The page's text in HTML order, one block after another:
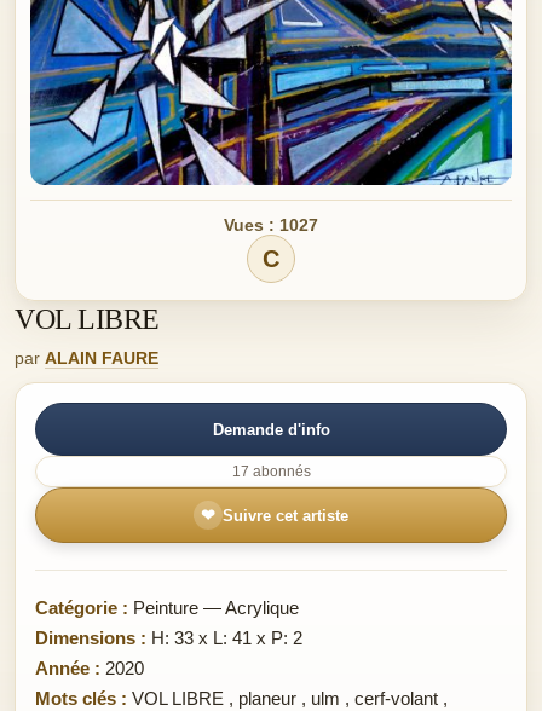
Vues : 1027
C
VOL LIBRE
par ALAIN FAURE
Demande d'info
17 abonnés
❤ Suivre cet artiste
Catégorie : Peinture — Acrylique
Dimensions : H: 33 x L: 41 x P: 2
Année : 2020
Mots clés : VOL LIBRE , planeur , ulm , cerf-volant ,